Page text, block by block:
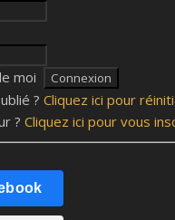
moi
?Cliquez ici pour
?Cliquez ici pour vous